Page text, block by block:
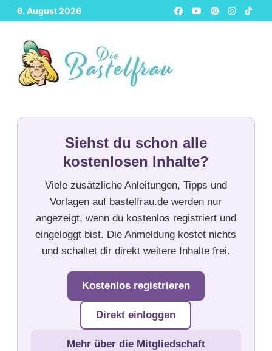
Zurück
zum
Inhalt
6. August 2026
Siehst du schon alle
kostenlosen Inhalte?
Viele zusätzliche Anleitungen, Tipps und
Vorlagen auf bastelfrau.de werden nur
angezeigt, wenn du kostenlos registriert und
eingeloggt bist. Die Anmeldung kostet nichts
und schaltet dir direkt weitere Inhalte frei.
Kostenlos registrieren
Direkt einloggen
Mehr über die Mitgliedschaft